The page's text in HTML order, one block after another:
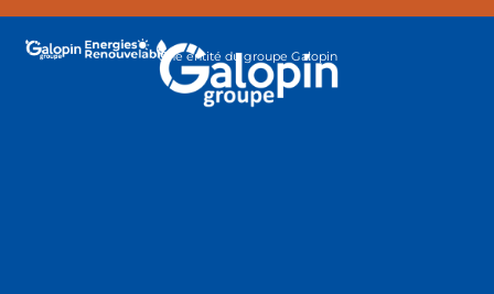
Une entité du groupe Galopin